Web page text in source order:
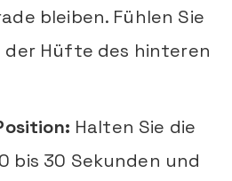
bleiben. Fühlen Sie
der Hüfte des hinteren
Halten Sie die
bis 30 Sekunden und